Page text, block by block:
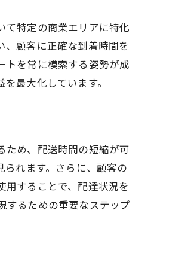
て特定の商業エリアに特化
、顧客に正確な到着時間を
トを常に模索する姿勢が成
最大化しています。
ため、配送時間の短縮が可
れます。さらに、顧客の
することで、配達状況を
するための重要なステップ